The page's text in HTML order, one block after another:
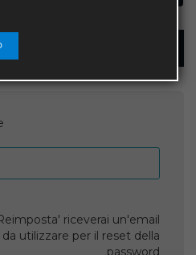
riceverai un'email
utilizzare per il reset della
password